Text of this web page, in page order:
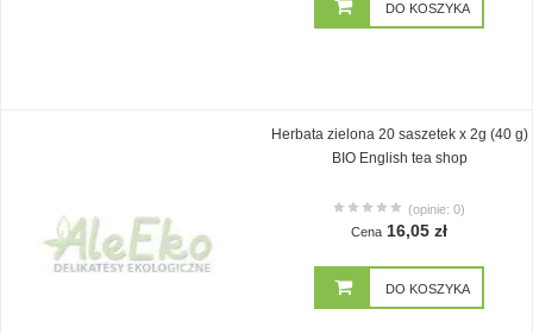
DO KOSZYKA
Herbata zielona 20 saszetek x 2g (40 g)
BIO English tea shop
(opinie: 0)
Cena 16,05 zł
DO KOSZYKA